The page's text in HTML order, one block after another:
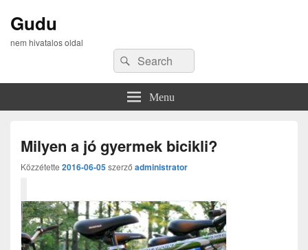
Gudu
nem hivatalos oldal
Search
for:
Search
Menu
Milyen a jó gyermek bicikli?
Közzétette 2016-06-05szerző administrator